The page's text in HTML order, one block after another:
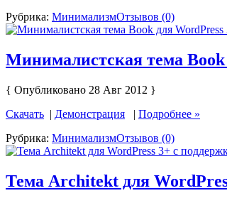
Рубрика: МинимализмОтзывов (0)
Минималистская тема Book
{ Опубликовано 28 Авг 2012 }
Скачать | Демонстрация | Подробнее »
Рубрика: МинимализмОтзывов (0)
Тема Architekt для